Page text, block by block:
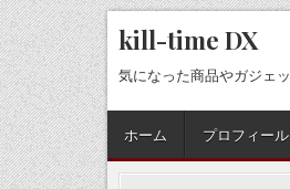
Skip
to
content
kill-time DX
気になった商品やガジェ
ホーム プロフィール